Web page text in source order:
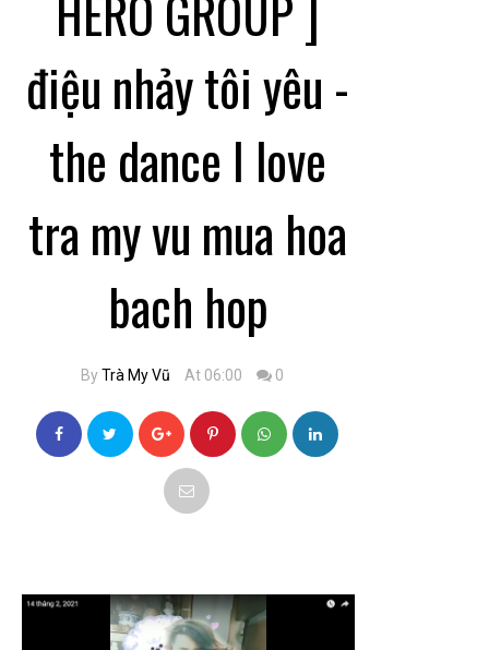
điệu nhảy tôi yêu -
the dance I love
tra my vu mua hoa
bach hop
ByTrà My Vũ At 06:00 0